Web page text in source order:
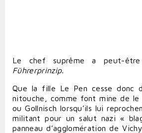
Le chef suprême a peut-
Führerprinzip.
Que la fille Le Pen cesse donc
nitouche, comme font mine de le
ouGollnisch lorsqu’ils lui
militant pour un salut nazi «
panneau d’agglomération de